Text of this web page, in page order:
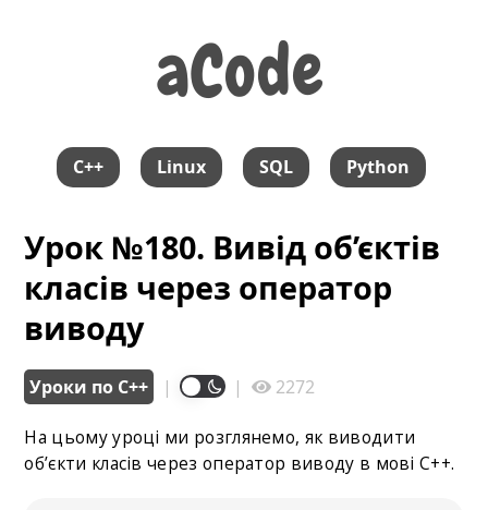
aCode
aCode
C++ Linux SQL Python
Урок №180. Вивід об’єктів
класів через оператор
виводу
Уроки по С++ | | 2272
На цьому уроці ми розглянемо, як виводити
об’єкти класів через оператор виводу в мові С++.